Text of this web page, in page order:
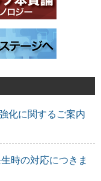
化に関するご案内
時の対応につきま